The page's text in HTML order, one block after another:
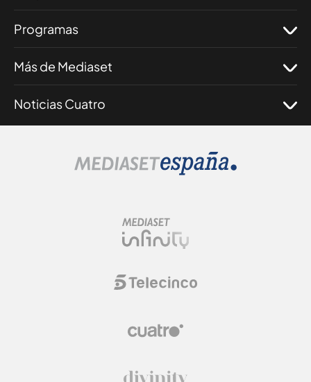
Programas
Más de Mediaset
Noticias Cuatro